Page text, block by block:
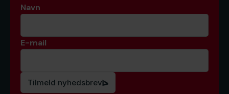
Navn
E-mail
Tilmeld nyhedsbrev